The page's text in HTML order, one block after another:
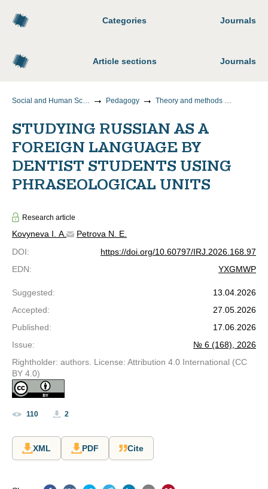
Categories Journals
Article sections Journals
Social and Human Sciences Pedagogy Theory and methods of teaching and upbringing (by areas and levels of education)
STUDYING RUSSIAN AS A
FOREIGN LANGUAGE BY
DENTIST STUDENTS USING
PHRASEOLOGICAL UNITS
Research article
Kovyneva I. A.
Petrova N. E.
DOI:
https://doi.org/10.60797/IRJ.2026.168.97
EDN: YXGMWP
Suggested:
13.04.2026
Accepted:
27.05.2026
Published:
17.06.2026
Issue:
№ 6 (168), 2026
Rightholder: authors. License: Attribution 4.0 International (CC
BY 4.0)
110 2
XML PDF Cite